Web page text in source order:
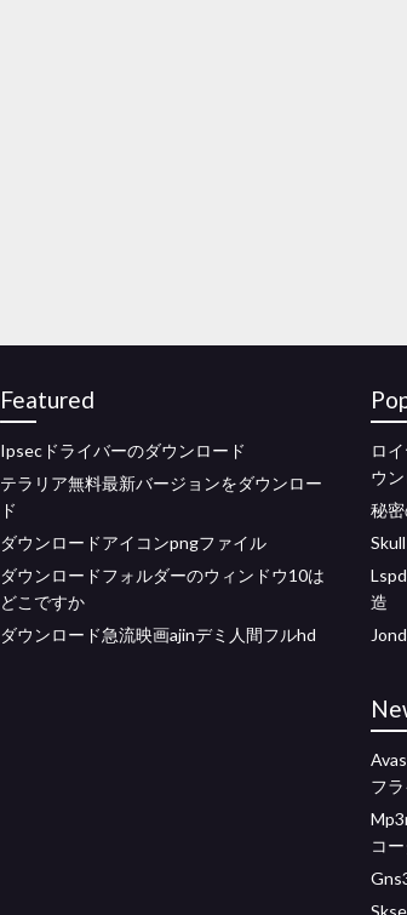
Featured
Ipsecドライバーのダウンロード
テラリア無料最新バージョンをダウンロー
ド
ダウンロードアイコンpngファイル
ダウンロードフォルダーのウィンドウ10は
どこですか
ダウンロード急流映画ajinデミ人間フルhd
ロ
ウ
秘
造
フ
コ